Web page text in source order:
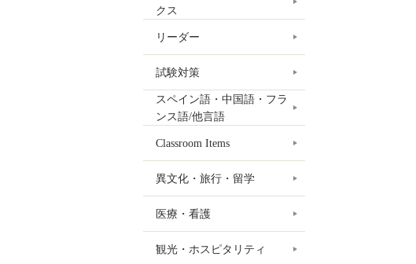
クス
リーダー
試験対策
スペイン語・中国語・フラ
ンス語/他言語
Classroom Items
異文化・旅行・留学
医療・看護
観光・ホスピタリティ